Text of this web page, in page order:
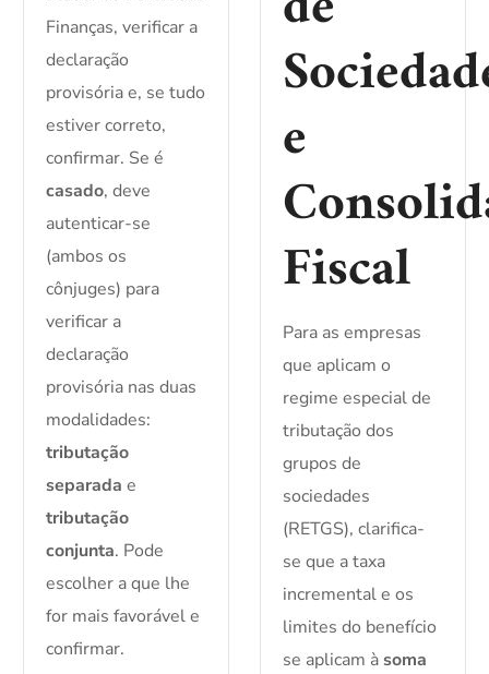
Finanças, verificar a
declaração
provisória e, se tudo
estiver correto,
confirmar. Se é
casado, deve
autenticar-se
(ambos os
cônjuges) para
verificar a
declaração
provisória nas duas
modalidades:
tributação
separada e
tributação
conjunta. Pode
escolher a que lhe
for mais favorável e
confirmar.
e
Fiscal
Para as empresas
que aplicam o
regime especial de
tributação dos
grupos de
sociedades
(RETGS), clarifica-
se que a taxa
incremental e os
limites do benefício
se aplicam àsoma